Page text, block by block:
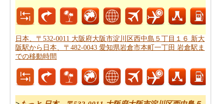
丁目１６ 新大阪駅から日本、〒561-0881 大阪府豊中市中
桜塚１丁目１ 岡町駅までの飛行時間をもらいます。
新しい場所に行くの後、あなたの目的地へのルートを知
ることが重要です。場合はルートを認識していません、
あなたは日本、〒532-0011 大阪府大阪市淀川区西中島５
丁目１６ 新大阪駅から日本、〒561-0881 大阪府豊中市中
桜塚１丁目１ 岡町駅までの道路ルートプランをチェック
日本、〒532-0011 大阪府大阪市淀川区西中島５丁目１６ 新大
阪駅から日本、〒482-0043 愛知県岩倉市本町一丁田 岩倉駅ま
での移動時間